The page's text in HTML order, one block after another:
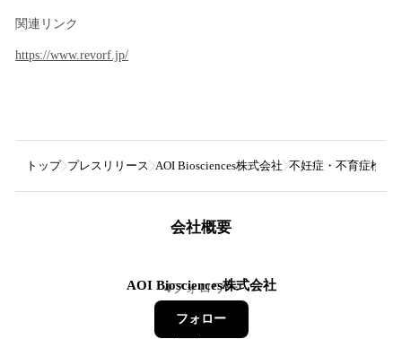
関連リンク
https://www.revorf.jp/
トップ プレスリリース AOI Biosciences株式会社 不妊症・不育症検査
会社概要
AOI Biosciences株式会社
4フォロワー
フォロー